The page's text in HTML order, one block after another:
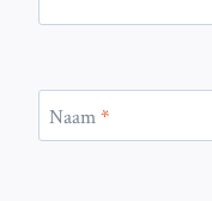
Naam*